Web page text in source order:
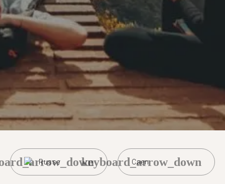
Russe Caen
keyboard_arrow_down